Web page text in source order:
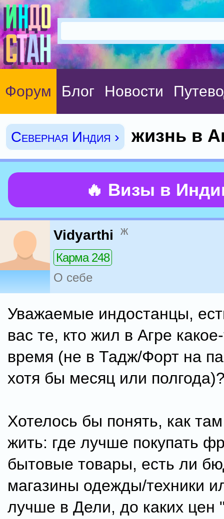
Форум Блог Новости
Северная Индия › жизнь в
🔥 Визы в
Vidyarthi ж
Карма 248
О себе
Уважаемые индостанцы,
вас те, кто жил в Агре
время (не в Тадж/Форт на
хотя бы месяц или
Хотелось бы понять, как
жить: где лучше покупать
бытовые товары, есть ли
магазины одежды/техники
лучше в Дели, до каких цен